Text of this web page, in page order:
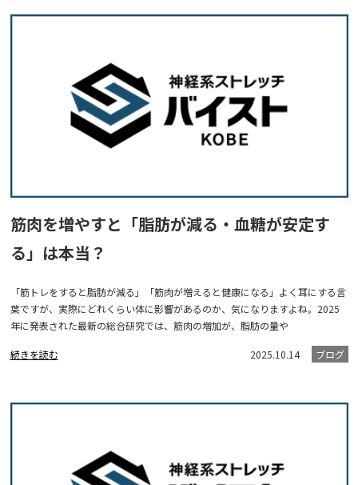
筋肉を増やすと「脂肪が減る・血糖が安定す
る」は本当？
「筋トレをすると脂肪が減る」「筋肉が増えると健康になる」よく耳にする言
葉ですが、実際にどれくらい体に影響があるのか、気になりますよね。2025
年に発表された最新の総合研究では、筋肉の増加が、脂肪の量や
続きを読む 2025.10.14 ブログ